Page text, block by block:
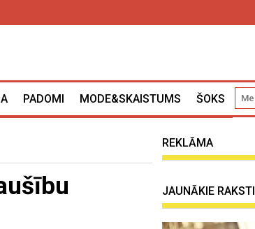
PADOMI MODE&SKAISTUMS ŠOKS
REKLĀMA
JAUNĀKIE RAKSTI